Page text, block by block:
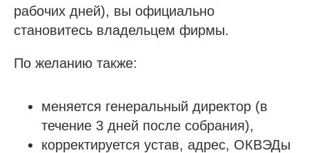
рабочих дней), вы официально
становитесь владельцем фирмы.
По желанию также:
меняется генеральный директор (в
течение 3 дней после собрания),
корректируется устав, адрес, ОКВЭДы